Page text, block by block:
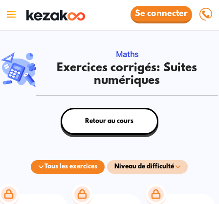
Se connecter
Maths
Exercices corrigés: Suites
numériques
Tous les exercices Niveau de difficulté
Retour au cours